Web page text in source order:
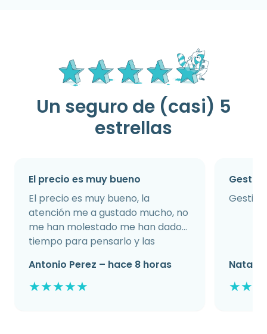
Un seguro de (casi) 5
estrellas
El precio es muy bueno
El precio es muy bueno, la
atención me a gustado mucho, no
me han molestado me han dado
tiempo para pensarlo y las
Antonio Perez – hace 8 horas
★★★★★
Natalia
★★